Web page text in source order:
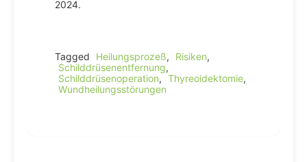
2024.
Tagged Heilungsprozeß, Risiken,
Schilddrüsenentfernung,
Schilddrüsenoperation, Thyreoidektomie,
Wundheilungsstörungen